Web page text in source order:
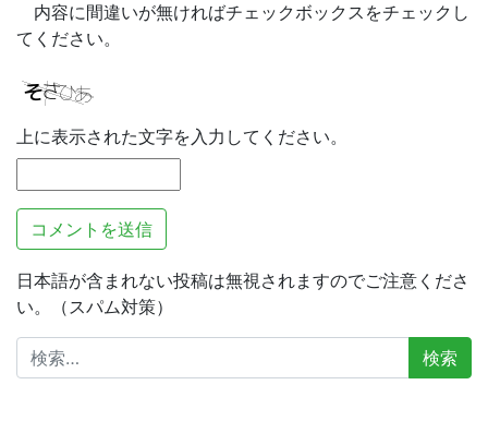
内容に間違いが無ければチェックボックスをチェックし
てください。
上に表示された文字を入力してください。
日本語が含まれない投稿は無視されますのでご注意くださ
い。（スパム対策）
検
索: